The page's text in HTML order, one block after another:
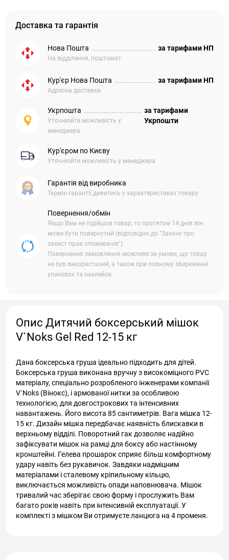
Доставка та гарантія
Нова Пошта
На відділення, поштомат
за тарифами НП
Кур'єр Нова Пошта
Адресна доставка
за тарифами НП
Укрпошта
Уточнюйте можливість у
менеджера
за тарифами
Укрпошти
Кур'єром по Києву
Уточнюйте можливість у менеджера
Гарантія від виробника
Термін гарантії дивитись у характеристиках товару
Повернення/обмін
Якщо Вам не підійшов товар, то протягом 14 днів він
може бути повернутий (відповідно до "Закону про
захист прав споживачів").
Повернення замовлення можливе за умови, що товар
не був використаний, а також при повному збереженні
упаковок та наклейок.
Опис Дитячий боксерський мішок
V`Noks Gel Red 12-15 кг
Дана боксерська груша ідеально підходить для дітей.
Боксерська груша виконана вручну з високоміцного PVC
матеріалу, спеціально розробленого інженерами компанії
V`Noks (Вінокс), і армованої нитки за особливою
технологією, для довгострокових та інтенсивних
навантажень. Його висота 85 сантиметрів. Вага мішка 12-
15 кг. Дизайн мішка передбачає наявність блискавки в
верхньому відділі. Поворотний гак дозволяє надійно
зафіксувати мішок на рамці для боксу або настінному
кронштейні. Гелева прошарок сприяє більш комфортному
удару навіть без рукавичок. Завдяки надміцним
матеріалами і сталевому кріпильному кільцю,
виключається можливість опади наповнювача. Мішок
тривалий час зберігає свою форму і прослужить Вам
багато років навіть при інтенсивній експлуатації. У
комплекті з мішком Ви отримуєте ланцюга на 4 променя.